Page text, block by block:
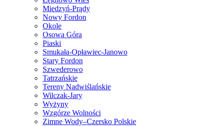
Miedzyń-Prądy
Nowy Fordon
Okole
Osowa Góra
Piaski
Smukała-Opławiec-Janowo
Stary Fordon
Szwederowo
Tatrzańskie
Tereny Nadwiślańskie
Wilczak-Jary
Wyżyny
Wzgórze Wolności
Zimne Wody–Czersko Polskie